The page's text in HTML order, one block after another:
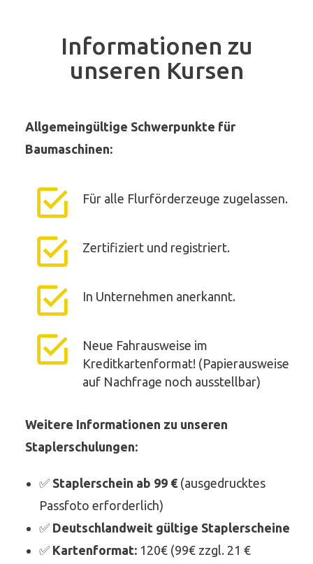
Informationen zu
unseren Kursen
Allgemeingültige Schwerpunkte für
Baumaschinen:
Für alle Flurförderzeuge zugelassen.
Zertifiziert und registriert.
In Unternehmen anerkannt.
Neue Fahrausweise im
Kreditkartenformat! (Papierausweise
auf Nachfrage noch ausstellbar)
Weitere Informationen zu unseren
Staplerschulungen:
✅ Staplerschein ab 99 € (ausgedrucktes
Passfoto erforderlich)
✅ Deutschlandweit gültige Staplerscheine
✅ Kartenformat: 120€ (99€ zzgl. 21 €